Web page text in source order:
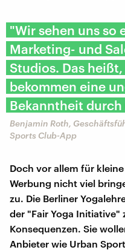
"Wir sehen uns so
Marketing- und
Studios. Das
bekommen eine
Bekanntheit durch
Benjamin Roth,
Sports Club-App
Doch vor allem für
Werbung nicht viel
zu. Die Berliner
der "Fair Yoga Initiative"
Konsequenzen. Sie
Anbieter wie Urban